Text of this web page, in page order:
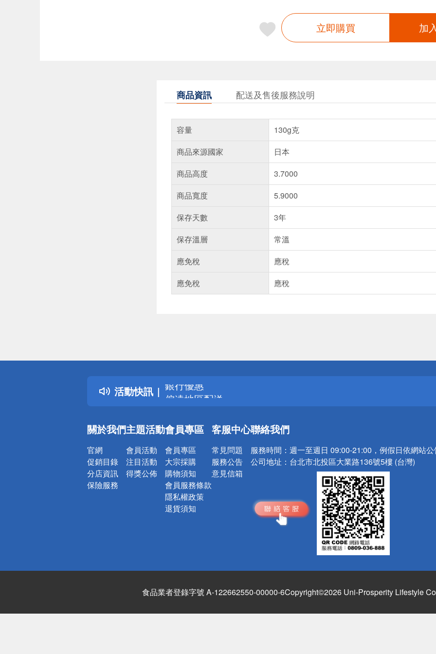
立即購買 加
商品資訊 配送及售後服務說明
容量
130g克
商品來源國家
日本
商品高度
3.7000
商品寬度
5.9000
保存天數
3年
保存溫層
常溫
應免稅
應稅
應免稅
應稅
活動快訊
熱門話題
銀行優惠
偏遠地區配送
詐騙網頁！請小心！
關於我們
官網
促銷目錄
分店資訊
保險服務
主題活動
會員活動
注目活動
得獎公佈
會員專區
會員專區
大宗採購
購物須知
會員服務條款
隱私權政策
退貨須知
客服中心
常見問題
服務公告
意見信箱
聯絡我們
服務時間： 週一至週日 09:00-21:00，例假日依網站
公司地址： 台北市北投區大業路136號5樓 (台灣)
食品業者登錄字號 A-122662550-00000-6Copyright©2026 Uni-Prosperity Lifestyle